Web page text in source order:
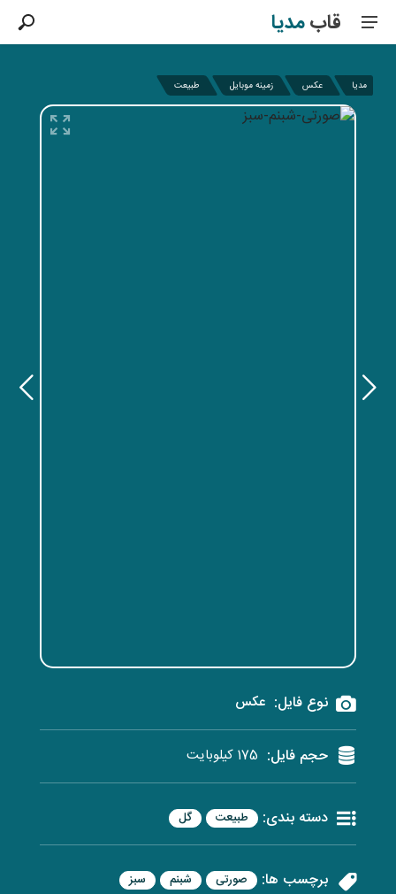
قابمدیا
مدیا عکس زمینه موبایل طبیعت
نوع فایل: عکس
حجم فایل: 175 کیلوبایت
دسته بندی: طبیعت گل
برچسب ها: صورتی شبنم سبز